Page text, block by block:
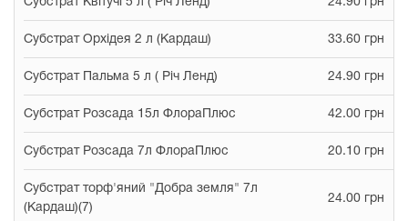
Субстрат Орхідея 2 л (Кардаш) 33.60 грн
Субстрат Пальма 5 л ( Річ Ленд) 24.90 грн
Субстрат Розсада 15л ФлораПлюс 42.00 грн
Субстрат Розсада 7л ФлораПлюс 20.10 грн
Субстрат торф'яний "Добра земля" 7л
(Кардаш)(7)
24.00 грн